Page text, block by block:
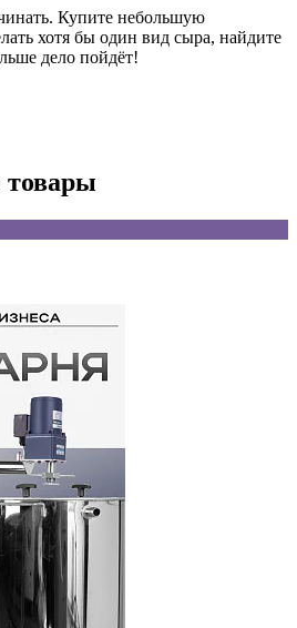
Купите небольшую
хотя бы один вид сыра, найдите
дело пойдёт!
товары